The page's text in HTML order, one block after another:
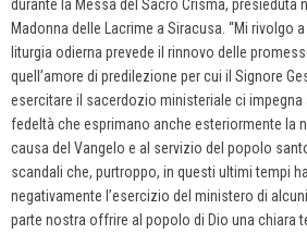
durante la Messa del Sacro Crisma, presieduta
Madonna delle Lacrime a Siracusa. “Mi rivolgo
liturgia odierna prevede il rinnovo delle
quell’amore di predilezione per cui il Signore
esercitare il sacerdozio ministeriale ci impegna
fedeltà che esprimano anche esteriormente la
causa del Vangelo e al servizio del popolo
scandali che, purtroppo, in questi ultimi tempi
negativamente l’esercizio del ministero di
parte nostra offrire al popolo di Dio una chiara